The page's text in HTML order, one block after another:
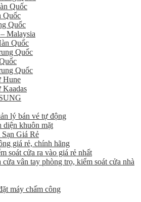
Quốc
Quốc
Quốc
Malaysia
Quốc
Quốc
Quốc
Hune
Kaadas
lý bán vé tự động
diện khuôn mặt
Giá Rẻ
giá rẻ, chính hãng
soát cửa ra vào giá rẻ nhất
cửa vân tay phòng trọ, kiểm soát cửa nhà
máy chấm công